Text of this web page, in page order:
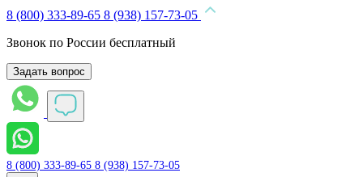
8 (800) 333-89-65 8 (938) 157-73-05
Звонок по России бесплатный
Задать вопрос
8 (800) 333-89-65 8 (938) 157-73-05